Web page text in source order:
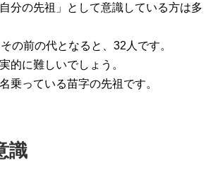
分の先祖」として意識している方は多
の前の代となると、32人です。
的に難しいでしょう。
乗っている苗字の先祖です。
識